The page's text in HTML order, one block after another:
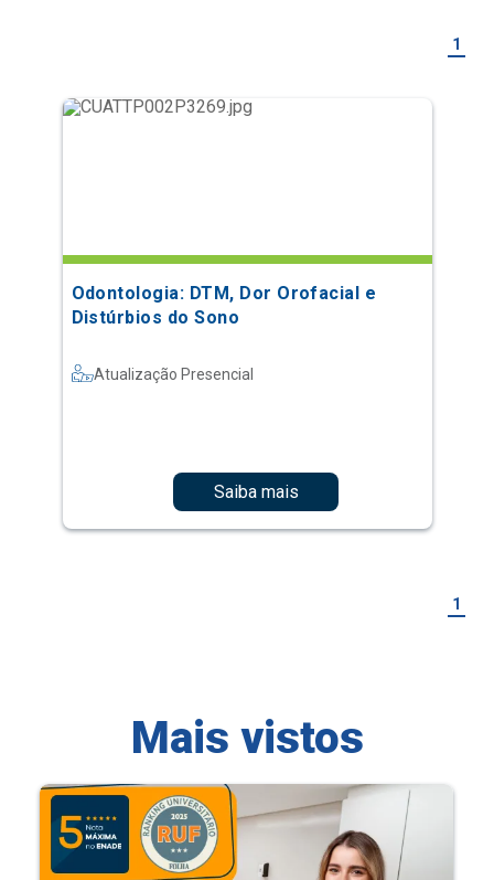
1
Odontologia: DTM, Dor Orofacial e
Distúrbios do Sono
Atualização Presencial
Saiba mais
1
Mais vistos